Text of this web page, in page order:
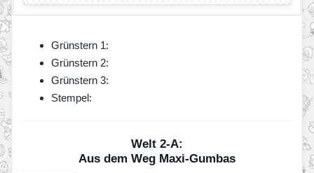
Grünstern 1:
Grünstern 2:
Grünstern 3:
Stempel:
Welt 2-A:
Aus dem Weg Maxi-Gumbas